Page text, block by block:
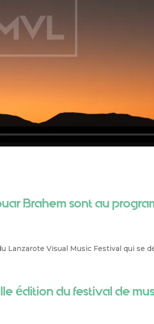
Brahem sont au
Visual Music Festival qui se
édition du festival de